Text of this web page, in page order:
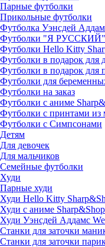
Парные футболки
Прикольные футболки
Футболка Уэнсдей
Футболки "Я РУССКИЙ"
Футболки Hello Kitty
Футболки в подарок для
Футболки в подарок для
Футболки для
Футболки на заказ
Футболки с аниме
Футболки с принтами из
Футболки с Симпсонами
Детям
Для девочек
Для мальчиков
Семейные футболки
Худи
Парные худи
Худи Hello Kitty
Худи с аниме Sharp&Shop
Худи Уэнсдей Аддамс
Станки для заточки
Станки для заточки